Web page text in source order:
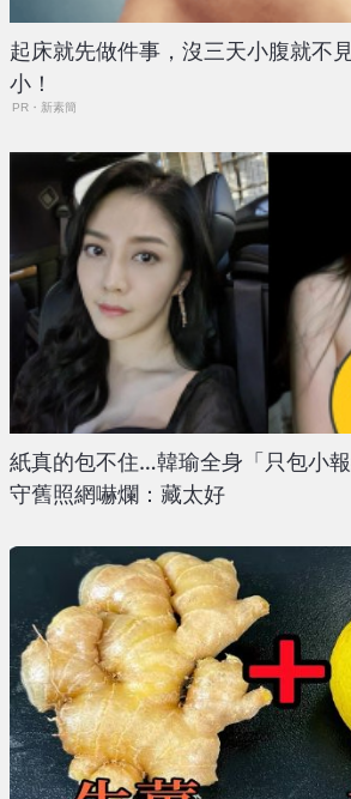
起床就先做件事，沒三天小腹就不
小！
PR・新素簡
紙真的包不住…韓瑜全身「只包小
守舊照網嚇爛：藏太好